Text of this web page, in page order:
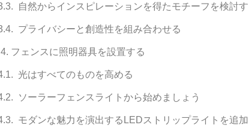
自然からインスピレーションを得たモチーフを検討す
プライバシーと創造性を組み合わせる
4. フェンスに照明器具を設置する
光はすべてのものを高める
ソーラーフェンスライトから始めましょう
モダンな魅力を演出するLEDストリップライトを追加